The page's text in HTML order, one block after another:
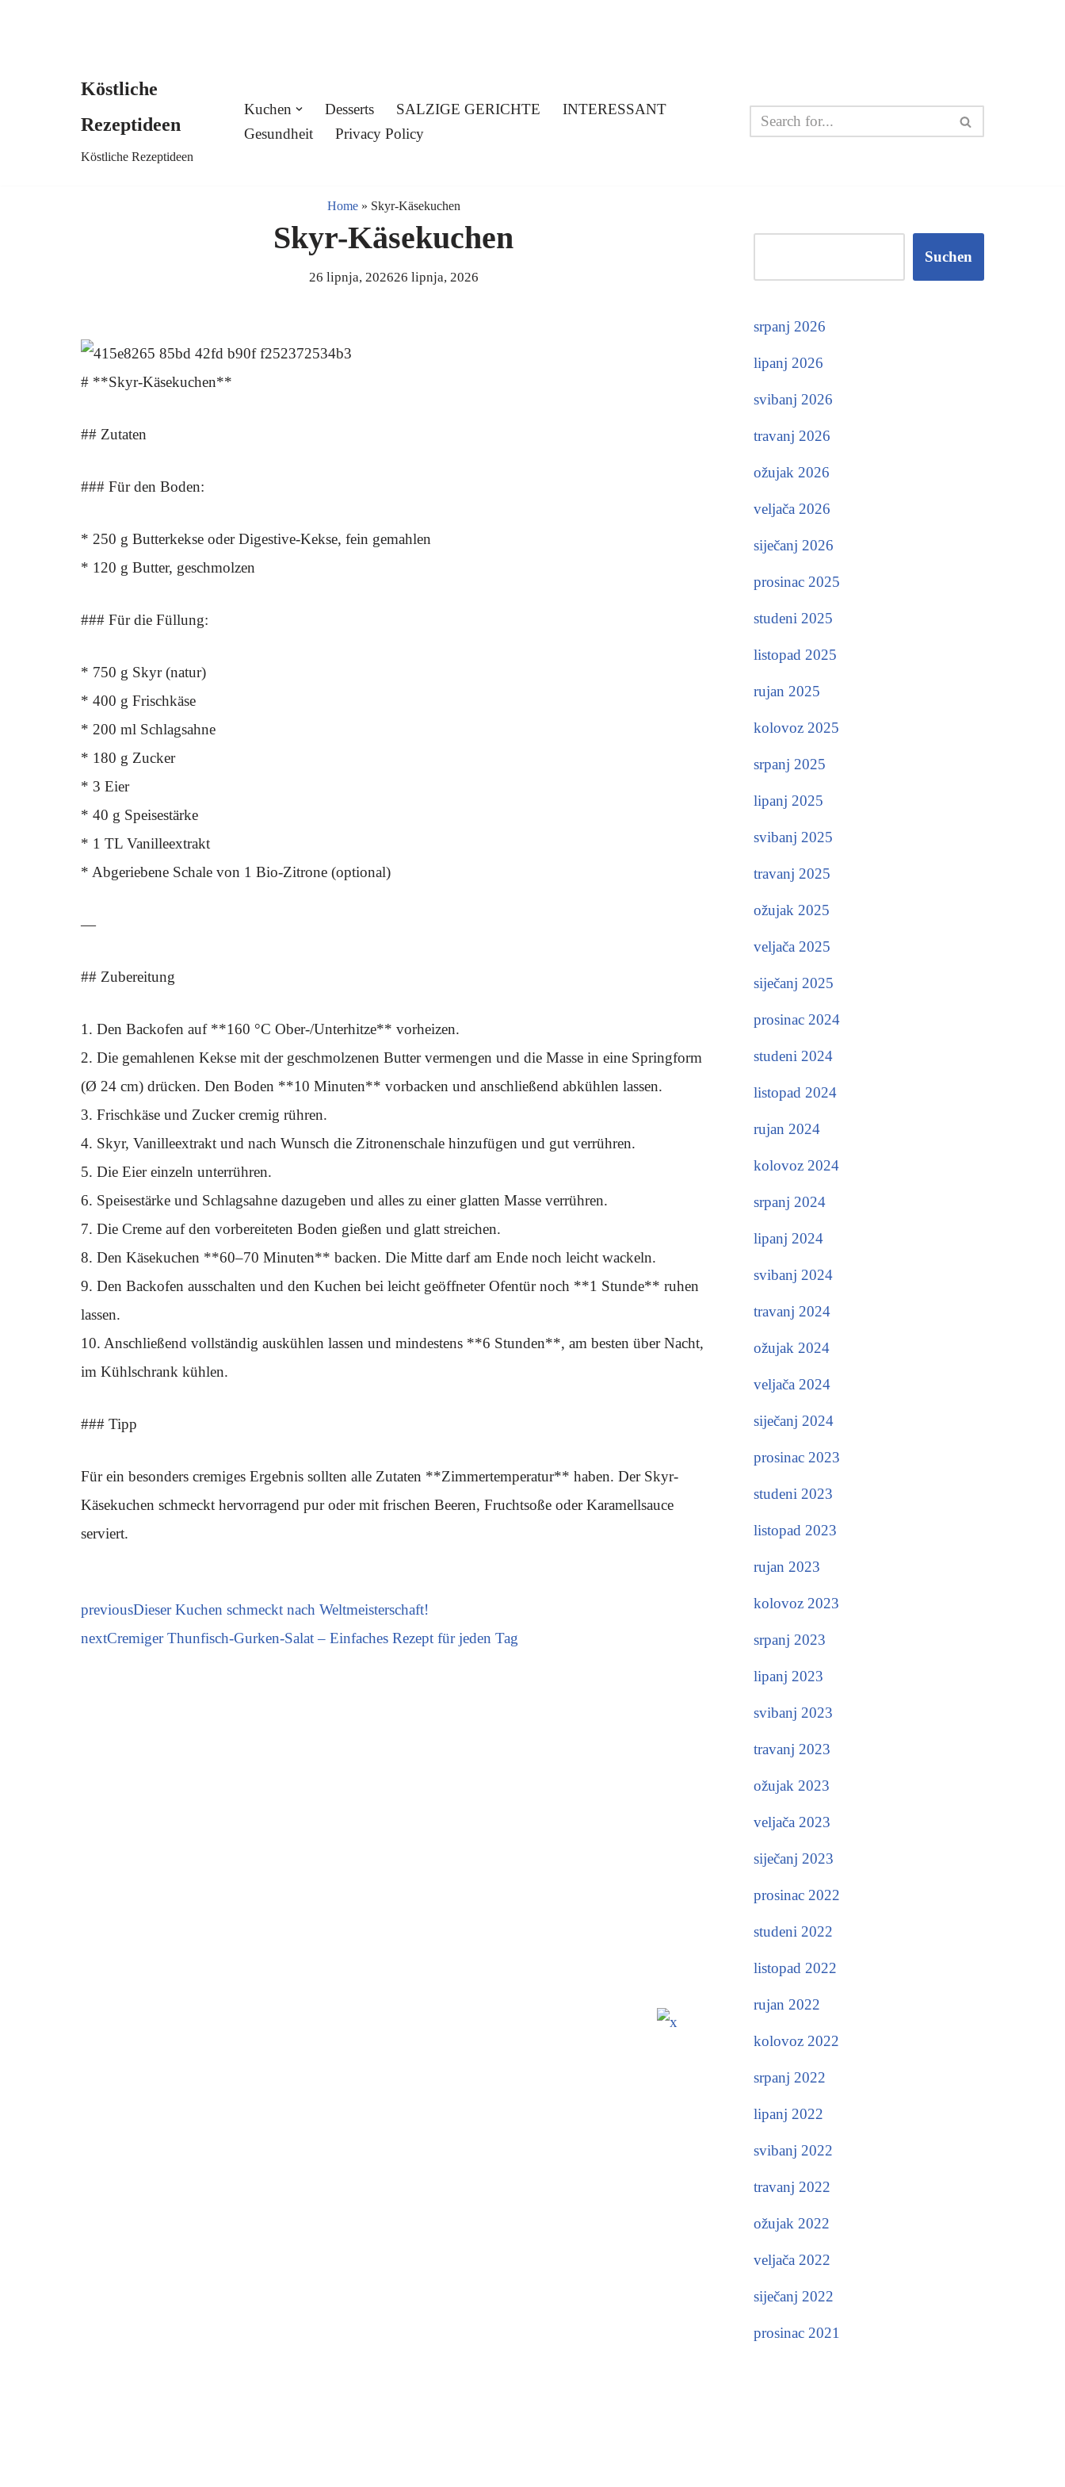
Köstliche
Rezeptideen
Köstliche Rezeptideen
Kuchen Desserts SALZIGE GERICHTE
INTERESSANT
Gesundheit
Privacy Policy
Home» Skyr-Käsekuchen
Skyr-Käsekuchen
26 lipnja, 202626 lipnja, 2026
# **Skyr-Käsekuchen**
## Zutaten
### Für den Boden:
* 250 g Butterkekse oder Digestive-Kekse, fein gemahlen
* 120 g Butter, geschmolzen
### Für die Füllung:
* 750 g Skyr (natur)
* 400 g Frischkäse
* 200 ml Schlagsahne
* 180 g Zucker
* 3 Eier
* 40 g Speisestärke
* 1 TL Vanilleextrakt
* Abgeriebene Schale von 1 Bio-Zitrone (optional)
—
## Zubereitung
1. Den Backofen auf **160 °C Ober-/Unterhitze** vorheizen.
2. Die gemahlenen Kekse mit der geschmolzenen Butter vermengen und die Masse in eine Springform
(Ø 24 cm) drücken. Den Boden **10 Minuten** vorbacken und anschließend abkühlen lassen.
3. Frischkäse und Zucker cremig rühren.
4. Skyr, Vanilleextrakt und nach Wunsch die Zitronenschale hinzufügen und gut verrühren.
5. Die Eier einzeln unterrühren.
6. Speisestärke und Schlagsahne dazugeben und alles zu einer glatten Masse verrühren.
7. Die Creme auf den vorbereiteten Boden gießen und glatt streichen.
8. Den Käsekuchen **60–70 Minuten** backen. Die Mitte darf am Ende noch leicht wackeln.
9. Den Backofen ausschalten und den Kuchen bei leicht geöffneter Ofentür noch **1 Stunde** ruhen
lassen.
10. Anschließend vollständig auskühlen lassen und mindestens **6 Stunden**, am besten über Nacht,
im Kühlschrank kühlen.
### Tipp
Für ein besonders cremiges Ergebnis sollten alle Zutaten **Zimmertemperatur** haben. Der Skyr-
Käsekuchen schmeckt hervorragend pur oder mit frischen Beeren, Fruchtsoße oder Karamellsauce
serviert.
previousDieser Kuchen schmeckt nach Weltmeisterschaft!
nextCremiger Thunfisch-Gurken-Salat – Einfaches Rezept für jeden Tag
Suchen
srpanj 2026
lipanj 2026
svibanj 2026
travanj 2026
ožujak 2026
veljača 2026
siječanj 2026
prosinac 2025
studeni 2025
listopad 2025
rujan 2025
kolovoz 2025
srpanj 2025
lipanj 2025
svibanj 2025
travanj 2025
ožujak 2025
veljača 2025
siječanj 2025
prosinac 2024
studeni 2024
listopad 2024
rujan 2024
kolovoz 2024
srpanj 2024
lipanj 2024
svibanj 2024
travanj 2024
ožujak 2024
veljača 2024
siječanj 2024
prosinac 2023
studeni 2023
listopad 2023
rujan 2023
kolovoz 2023
srpanj 2023
lipanj 2023
svibanj 2023
travanj 2023
ožujak 2023
veljača 2023
siječanj 2023
prosinac 2022
studeni 2022
listopad 2022
rujan 2022
kolovoz 2022
srpanj 2022
lipanj 2022
svibanj 2022
travanj 2022
ožujak 2022
veljača 2022
siječanj 2022
prosinac 2021